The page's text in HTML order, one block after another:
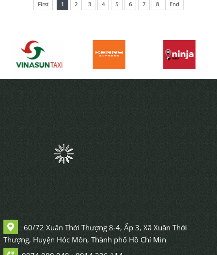
First 1 2 3 4 5 6 7 8 End
60/72 Xuân Thới Thượng 8-4, Ấp 3, Xã Xuân Thới
Thượng, Huyện Hóc Môn, Thành phố Hồ Chí Min